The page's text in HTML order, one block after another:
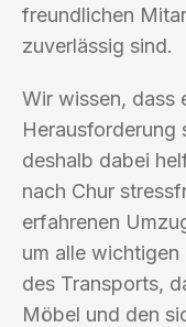
freundlichen
zuverlässig sind.
Wir wissen, dass
Herausforderung
deshalb dabei
nach Chur
erfahrenen
um alle
des Transports,
Möbel und den